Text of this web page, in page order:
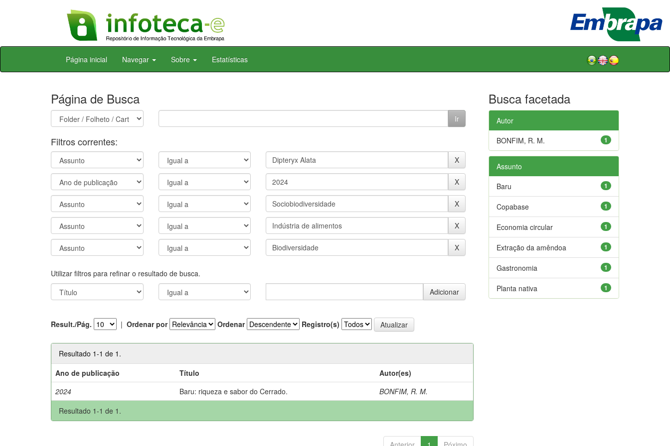
Skip
Página inicial Navegar Sobre Estatísticas
Página de Busca
Filtros correntes:
Utilizar filtros para refinar o resultado de busca.
Result./Pág. | Ordenar por Ordenar Registro(s)
Resultado 1-1 de 1.
Ano de publicação
Título
Autor(es)
2024
Baru: riqueza e sabor do Cerrado.
BONFIM, R. M.
Resultado 1-1 de 1.
Busca facetada
Autor
1
BONFIM, R. M.
Assunto
1
Baru
1
Copabase
1
Economia circular
1
Extração da amêndoa
1
Gastronomia
1
Planta nativa